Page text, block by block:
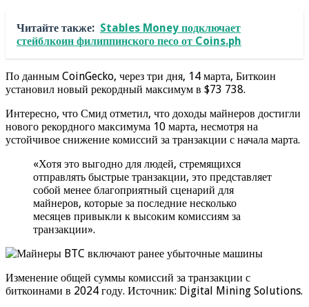
Читайте также: Stables Money подключает
стейблкоин филиппинского песо от Coins.ph
По данным CoinGecko, через три дня, 14 марта, Биткоин
установил новый рекордный максимум в $73 738.
Интересно, что Смид отметил, что доходы майнеров достигли
нового рекордного максимума 10 марта, несмотря на
устойчивое снижение комиссий за транзакции с начала марта.
«Хотя это выгодно для людей, стремящихся
отправлять быстрые транзакции, это представляет
собой менее благоприятный сценарий для
майнеров, которые за последние несколько
месяцев привыкли к высоким комиссиям за
транзакции».
Изменение общей суммы комиссий за транзакции с
биткоинами в 2024 году. Источник: Digital Mining Solutions.